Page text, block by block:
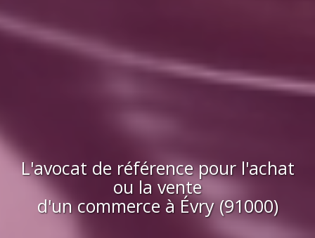
L'avocat de référence pour l'achat
ou la vente
d'un commerceà Évry (91000)